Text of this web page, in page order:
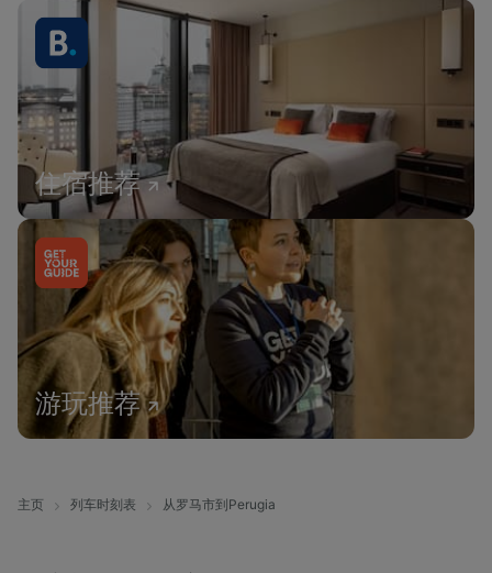
住宿推荐
游玩推荐
主页 列车时刻表 从罗马市到Perugia